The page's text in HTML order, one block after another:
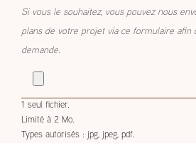
Si vous le souhaitez, vous pouvez nous
plans de votre projet via ce formulaire afin
demande.
1 seul fichier.
Limité à 2 Mo.
Types autorisés : jpg, jpeg, pdf.